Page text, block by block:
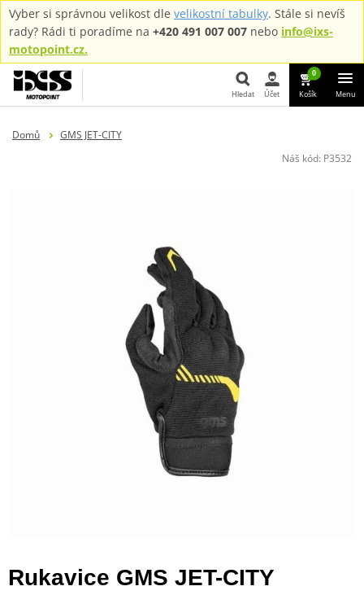
Vyber si správnou velikost dle velikostní tabulky. Stále si nevíš
rady? Rádi ti poradíme na +420 491 007 007 nebo info@ixs-
motopoint.cz.
Hledat Účet
0
Košík Menu
Domů
GMS JET-CITY
Náš kód: P3532
Rukavice GMS JET-CITY